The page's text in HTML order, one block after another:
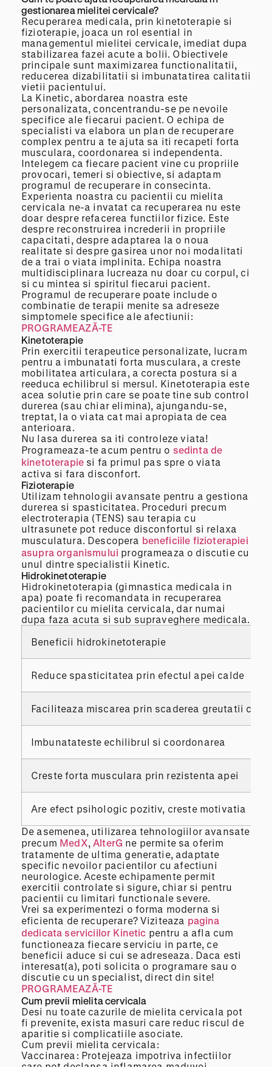
gestionarea mielitei cervicale?
Recuperarea medicala, prin kinetoterapie si
fizioterapie, joaca un rol esential in
managementul mielitei cervicale, imediat dupa
stabilizarea fazei acute a bolii. Obiectivele
principale sunt maximizarea functionalitatii,
reducerea dizabilitatii si imbunatatirea calitatii
vietii pacientului.
La Kinetic, abordarea noastra este
personalizata, concentrandu-se pe nevoile
specifice ale fiecarui pacient. O echipa de
specialisti va elabora un plan de recuperare
complex pentru a te ajuta sa iti recapeti forta
musculara, coordonarea si independenta.
Intelegem ca fiecare pacient vine cu propriile
provocari, temeri si obiective, si adaptam
programul de recuperare in consecinta.
Experienta noastra cu pacientii cu mielita
cervicala ne-a invatat ca recuperarea nu este
doar despre refacerea functiilor fizice. Este
despre reconstruirea increderii in propriile
capacitati, despre adaptarea la o noua
realitate si despre gasirea unor noi modalitati
de a trai o viata implinita. Echipa noastra
multidisciplinara lucreaza nu doar cu corpul, ci
si cu mintea si spiritul fiecarui pacient.
Programul de recuperare poate include o
combinatie de terapii menite sa adreseze
simptomele specifice ale afectiunii:
PROGRAMEAZĂ-TE
Kinetoterapie
Prin exercitii terapeutice personalizate, lucram
pentru a imbunatati forta musculara, a creste
mobilitatea articulara, a corecta postura si a
reeduca echilibrul si mersul. Kinetoterapia este
acea solutie prin care se poate tine sub control
durerea (sau chiar elimina), ajungandu-se,
treptat, la o viata cat mai apropiata de cea
anterioara.
Nu lasa durerea sa iti controleze viata!
Programeaza-te acum pentru o sedinta de
kinetoterapie si fa primul pas spre o viata
activa si fara disconfort.
Fizioterapie
Utilizam tehnologii avansate pentru a gestiona
durerea si spasticitatea. Proceduri precum
electroterapia (TENS) sau terapia cu
ultrasunete pot reduce disconfortul si relaxa
musculatura. Descopera beneficiile fizioterapiei
asupra organismului programeaza o discutie cu
unul dintre specialistii Kinetic.
Hidrokinetoterapie
Hidrokinetoterapia (gimnastica medicala in
apa) poate fi recomandata in recuperarea
pacientilor cu mielita cervicala, dar numai
dupa faza acuta si sub supraveghere medicala.
Beneficii hidrokinetoterapie
Reduce spasticitatea prin efectul apei calde
Faciliteaza miscarea prin scaderea greutatii
Imbunatateste echilibrul si coordonarea
Creste forta musculara prin rezistenta apei
Are efect psihologic pozitiv, creste motivatia
De asemenea, utilizarea tehnologiilor avansate
precum MedX,AlterG ne permite sa oferim
tratamente de ultima generatie, adaptate
specific nevoilor pacientilor cu afectiuni
neurologice. Aceste echipamente permit
exercitii controlate si sigure, chiar si pentru
pacientii cu limitari functionale severe.
Vrei sa experimentezi o forma moderna si
eficienta de recuperare? Viziteaza pagina
dedicata serviciilor Kinetic pentru a afla cum
functioneaza fiecare serviciu in parte, ce
beneficii aduce si cui se adreseaza. Daca esti
interesat(a), poti solicita o programare sau o
discutie cu un specialist, direct din site!
PROGRAMEAZĂ-TE
Cum previi mielita cervicala
Desi nu toate cazurile de mielita cervicala pot
fi prevenite, exista masuri care reduc riscul de
aparitie si complicatiile asociate.
Cum previi mielita cervicala:
Vaccinarea: Protejeaza impotriva infectiilor